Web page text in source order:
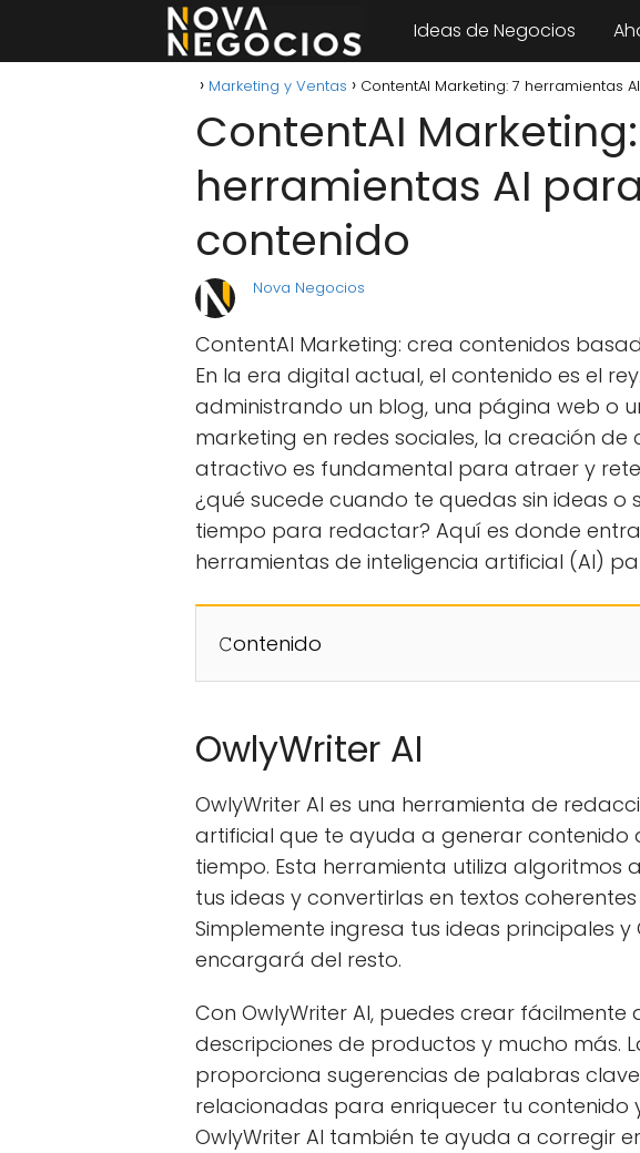
Ideas de Negocios
Marketing y Ventas ContentAI Marketing: 7 herramientas
ContentAI
herramientas AI
contenido
Nova Negocios
ContentAI Marketing: crea contenidos
En la era digital actual, el contenido es el
administrando un blog, una página web o
marketing en redes sociales, la creación
atractivo es fundamental para atraer y
¿qué sucede cuando te quedas sin ideas o
tiempo para redactar? Aquí es donde
herramientas de inteligencia artificial (AI)
𝙲ontenido
OwlyWriter AI
OwlyWriter AI es una herramienta de
artificial que te ayuda a generar contenido
tiempo. Esta herramienta utiliza
tus ideas y convertirlas en textos
Simplemente ingresa tus ideas principales y
encargará del resto.
Con OwlyWriter AI, puedes crear fácilmente
descripciones de productos y mucho más.
proporciona sugerencias de palabras
relacionadas para enriquecer tu contenido
OwlyWriter AI también te ayuda a corregir